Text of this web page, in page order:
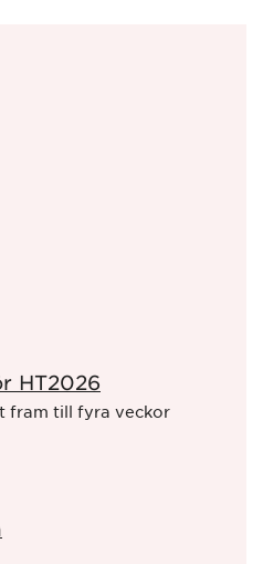
HT2026
fram till fyra veckor